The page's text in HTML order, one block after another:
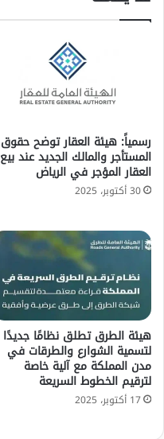
رسمياً: هيئة العقار توضح حقوق
المستأجر والمالك الجديد عند بيع
العقار المؤجر في الرياض
30 أكتوبر، 2025
هيئة الطرق تطلق نظامًا جديدًا
لتسمية الشوارع والطرقات في
مدن المملكة مع آلية خاصة
لترقيم الخطوط السريعة
17 أكتوبر، 2025